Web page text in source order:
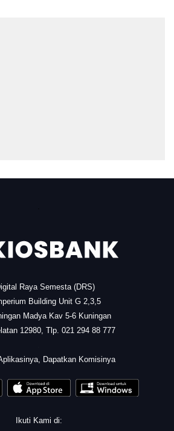
Raya Semesta (DRS)
Building Unit G 2,3,5
Madya Kav 5-6 Kuningan
12980, Tlp. 021 294 88 777
Dapatkan Komisinya
Ikuti Kami di: